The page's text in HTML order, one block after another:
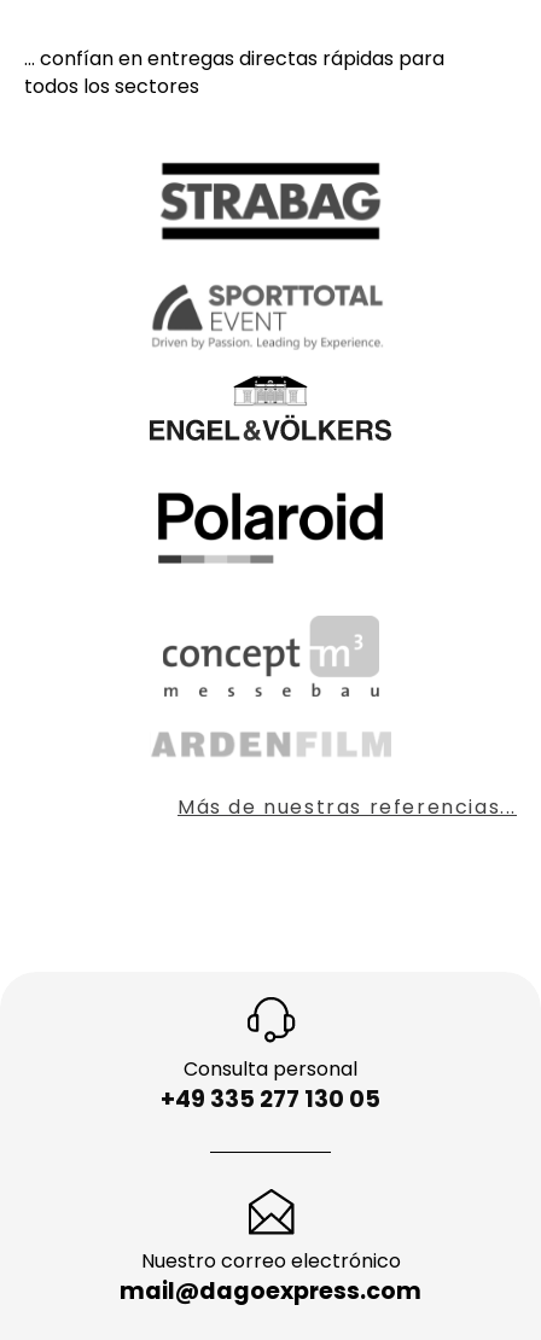
... confían en entregas directas rápidas para
todos los sectores
Más de nuestras referencias...
Consulta personal
+49 335 277 130 05
Nuestro correo electrónico
mail@dagoexpress.com